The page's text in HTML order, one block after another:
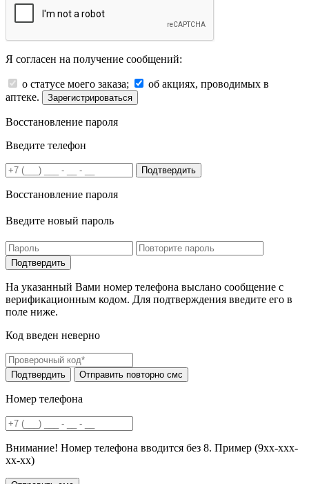
Я согласен на получение сообщений:
о статусе моего заказа;
об акциях, проводимых в
аптеке.
Зарегистрироваться
Восстановление пароля
Введите телефон
Подтвердить
Восстановление пароля
Введите новый пароль
На указанный Вами номер телефона выслано сообщение с
верификационным кодом. Для подтверждения введите его в
поле ниже.
Код введен неверно
Номер телефона
Внимание! Номер телефона вводится без 8. Пример (9хх-ххх-
хх-хх)